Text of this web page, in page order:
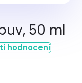
50 ml
hodnocení